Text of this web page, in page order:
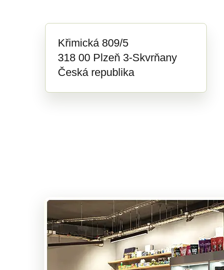
Křimická 809/5
318 00 Plzeň 3-Skvrňany
Česká republika